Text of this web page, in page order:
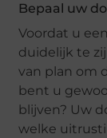
Bepaal uw
Voordat u
duidelijk te
van plan om
bent u
blijven? Uw
welke